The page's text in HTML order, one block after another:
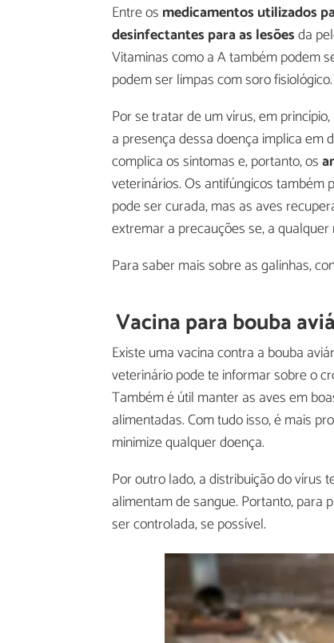
Entre os medicamentos utilizados
desinfectantes para as lesõesda
Vitaminas como a A também podem
podem ser limpas com soro fisiológico.
Por se tratar de um vírus, em
a presença dessa doença implica em
complica os sintomas e, portanto, os
veterinários. Os antifúngicos também
pode ser curada, mas as aves
extremar a precauções se, a
Para saber mais sobre as galinhas,
Vacina para bouba
Existe uma vacina contra a bouba
veterinário pode te informar sobre o
Também é útil manter as aves em
alimentadas. Com tudo isso, é mais
minimize qualquer doença.
Por outro lado, a distribuição do vírus
alimentam de sangue. Portanto, para
ser controlada, se possível.